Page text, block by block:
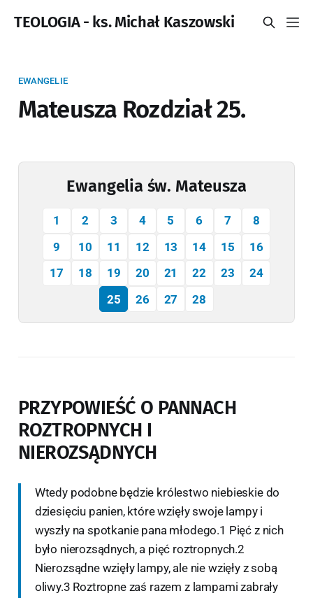
TEOLOGIA - ks. Michał Kaszowski
EWANGELIE
Mateusza Rozdział 25.
Ewangelia św. Mateusza
1 2 3 4 5 6 7
8
9
10 11 12 13 14 15
16
17
18 19 20 21 22 23
24
25
26 27 28
PRZYPOWIEŚĆ O PANNACH
ROZTROPNYCH I
NIEROZSĄDNYCH
Wtedy podobne będzie królestwo niebieskie do
dziesięciu panien, które wzięły swoje lampy i
wyszły na spotkanie pana młodego.1 Pięć z nich
było nierozsądnych, a pięć roztropnych.2
Nierozsądne wzięły lampy, ale nie wzięły z sobą
oliwy.3 Roztropne zaś razem z lampami zabrały